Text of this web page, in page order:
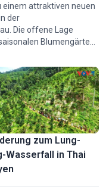
einem attraktiven neuen
der
Die offene Lage
Blumengärten
geschaffen, das
Im November 2025
Lai Chau als
zum Lung-
Wasserfall in Thai